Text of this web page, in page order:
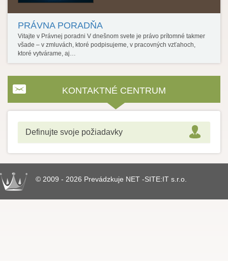
PRÁVNA PORADŇA
Vitajte v Právnej poradni V dnešnom svete je právo prítomné takmer
všade – v zmluvách, ktoré podpisujeme, v pracovných vzťahoch,
ktoré vytvárame, aj…
KONTAKTNÉ CENTRUM
Definujte svoje požiadavky
© 2009 - 2026 Prevádzkuje NET -SITE:IT s.r.o.